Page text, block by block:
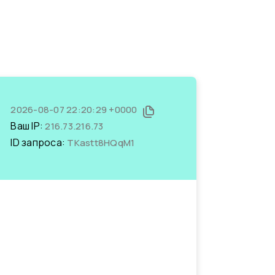
2026-08-07 22:20:29 +0000
Ваш IP:216.73.216.73
ID запроса: TKastt8HQqM1